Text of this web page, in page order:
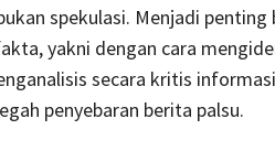
spekulasi. Menjadi
yakni dengan cara
secara kritis
penyebaran berita palsu.